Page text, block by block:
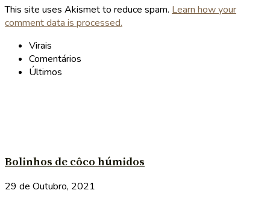
This site uses Akismet to reduce spam. Learn how your
comment data is processed.
Virais
Comentários
Últimos
Bolinhos de côco húmidos
29 de Outubro, 2021